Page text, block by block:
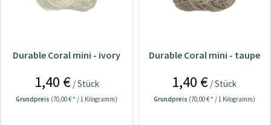
Durable Coral mini - ivory
1,40 €/ Stück
Grundpreis (70,00 € * / 1 Kilogramm)
Durable Coral mini - taupe
1,40 € / Stück
Grundpreis (70,00 € * / 1 Kilogramm)